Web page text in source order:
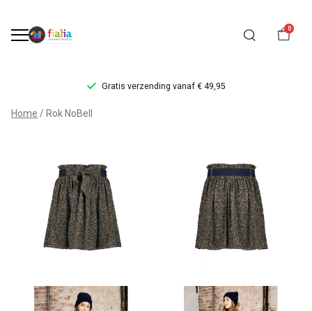
0
Gratis verzending vanaf € 49,95
Rok
FiaLia
Kinderkleding
Home Rok NoBell